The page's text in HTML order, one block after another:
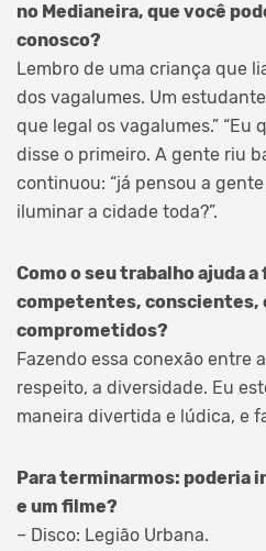
no Medianeira, que você
conosco?
Lembro de uma criança que
dos vagalumes. Um
que legal os vagalumes.” “Eu
disse o primeiro. A gente riu
continuou: “já pensou a
iluminar a cidade toda?”.
Como o seu trabalho ajuda
competentes, conscientes,
comprometidos?
Fazendo essa conexão entre
respeito, a diversidade. Eu
maneira divertida e lúdica, e
Para terminarmos: poderia
e um filme?
– Disco: Legião Urbana.